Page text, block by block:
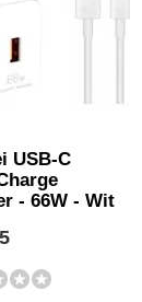
USB-C
- 66W - Wit